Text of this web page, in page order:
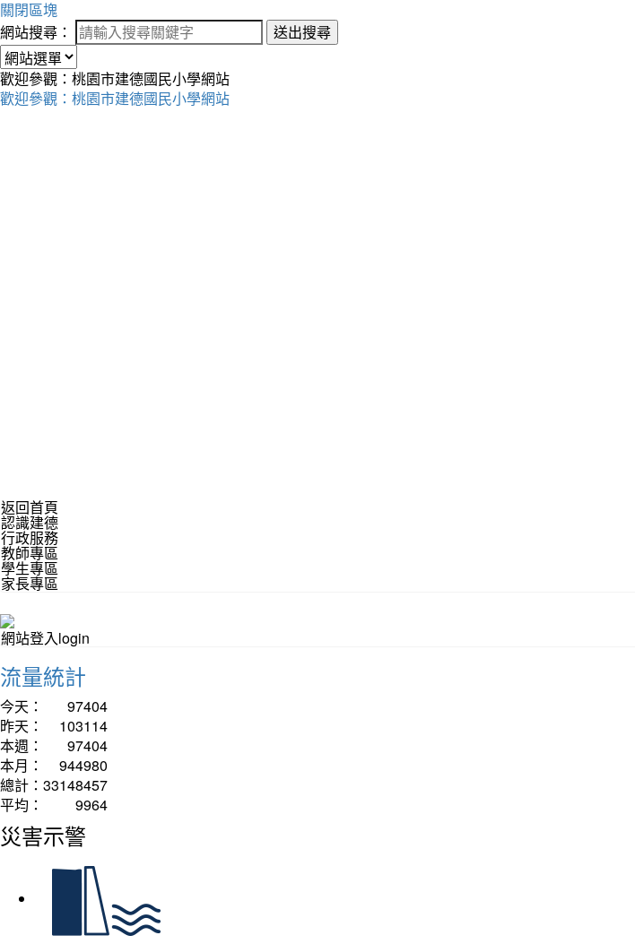
關閉區塊
網站搜尋：
送出搜尋
歡迎參觀：桃園市建德國民小學網站
歡迎參觀：桃園市建德國民小學網站
返回首頁
認識建德
行政服務
教師專區
學生專區
家長專區
網站登入login
流量統計
今天：
97404
昨天：
103114
本週：
97404
本月：
944980
總計： 33148457
平均：
9964
災害示警